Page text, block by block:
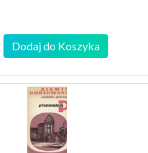
Dodaj do Koszyka